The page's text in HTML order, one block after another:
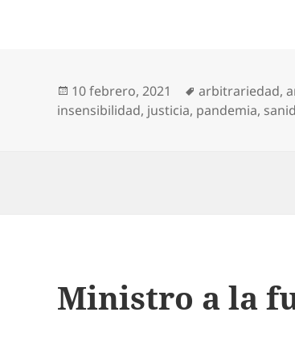
Publicado
el
10 febrero, 2021 Etiquetas
arbitrariedad,
insensibilidad, justicia, pandemia,
Ministro a la